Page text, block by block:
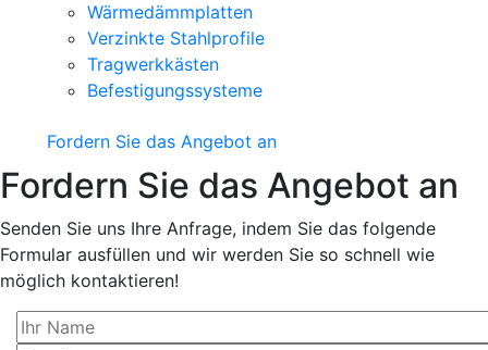
Wärmedämmplatten
Verzinkte Stahlprofile
Tragwerkkästen
Befestigungssysteme
Fordern Sie das Angebot an
Fordern Sie das Angebot an
Senden Sie uns Ihre Anfrage, indem Sie das folgende
Formular ausfüllen und wir werden Sie so schnell wie
möglich kontaktieren!